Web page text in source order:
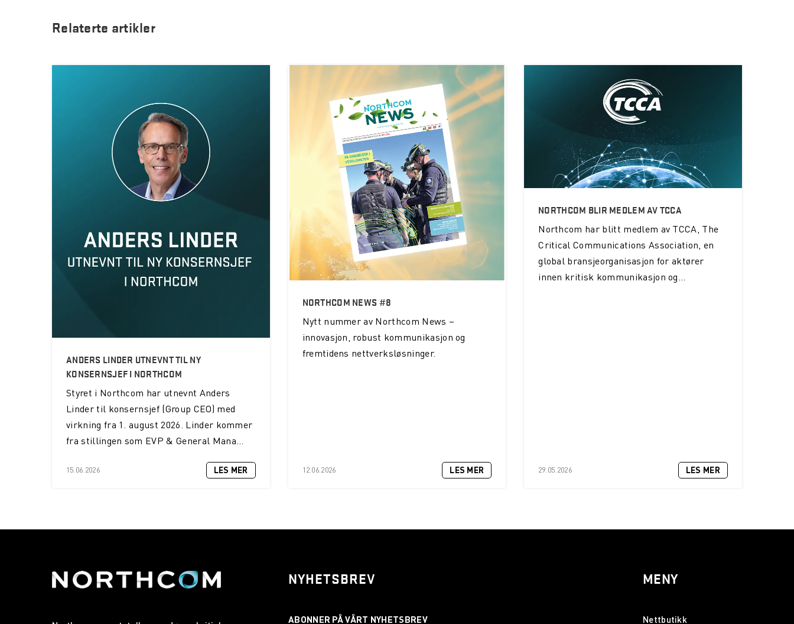
Relaterte artikler
ANDERS LINDER UTNEVNT TIL NY
KONSERNSJEF I NORTHCOM
Styret i Northcom har utnevnt Anders
Linder til konsernsjef (Group CEO) med
virkning fra 1. august 2026. Linder kommer
fra stillingen som EVP & General Mana...
15.06.2026 LES MER
NORTHCOM NEWS #8
Nytt nummer av Northcom News –
innovasjon, robust kommunikasjon og
fremtidens nettverksløsninger.
12.06.2026 LES MER
NORTHCOM BLIR MEDLEM AV TCCA
Northcom har blitt medlem av TCCA, The
Critical Communications Association, en
global bransjeorganisasjon for aktører
innen kritisk kommunikasjon og...
29.05.2026 LES MER
NYHETSBREV MENY
Nettbutikk